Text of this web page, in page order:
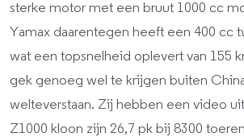
sterke motor met een bruut 1000 cc
Yamax daarentegen heeft een 400 cc
wat een topsnelheid oplevert van 155
gek genoeg wel te krijgen buiten
welteverstaan. Zij hebben een video
Z1000 kloon zijn 26,7 pk bij 8300